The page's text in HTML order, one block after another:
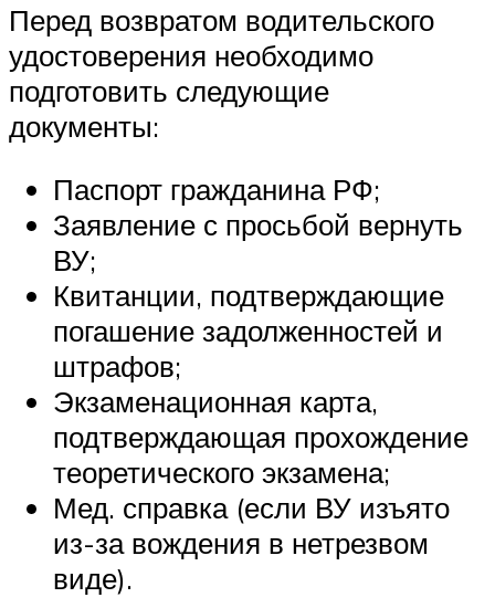
Перед возвратом водительского
удостоверения необходимо
подготовить следующие
документы:
Паспорт гражданина РФ;
Заявление с просьбой вернуть
ВУ;
Квитанции, подтверждающие
погашение задолженностей и
штрафов;
Экзаменационная карта,
подтверждающая прохождение
теоретического экзамена;
Мед. справка (если ВУ изъято
из-за вождения в нетрезвом
виде).